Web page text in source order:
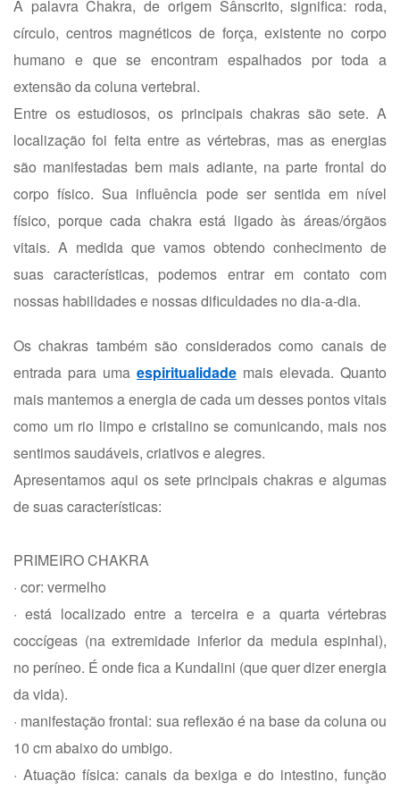
A palavra Chakra, de origem Sânscrito, significa: roda,
círculo, centros magnéticos de força, existente no corpo
humano e que se encontram espalhados por toda a
extensão da coluna vertebral.
Entre os estudiosos, os principais chakras são sete. A
localização foi feita entre as vértebras, mas as energias
são manifestadas bem mais adiante, na parte frontal do
corpo físico. Sua influência pode ser sentida em nível
físico, porque cada chakra está ligado às áreas/órgãos
vitais. A medida que vamos obtendo conhecimento de
suas características, podemos entrar em contato com
nossas habilidades e nossas dificuldades no dia-a-dia.
Os chakras também são considerados como canais de
entrada para uma espiritualidade mais elevada. Quanto
mais mantemos a energia de cada um desses pontos vitais
como um rio limpo e cristalino se comunicando, mais nos
sentimos saudáveis, criativos e alegres.
Apresentamos aqui os sete principais chakras e algumas
de suas características:
PRIMEIRO CHAKRA
· cor: vermelho
· está localizado entre a terceira e a quarta vértebras
coccígeas (na extremidade inferior da medula espinhal),
no períneo. É onde fica a Kundalini (que quer dizer energia
da vida).
· manifestação frontal: sua reflexão é na base da coluna ou
10 cm abaixo do umbigo.
· Atuação física: canais da bexiga e do intestino, função